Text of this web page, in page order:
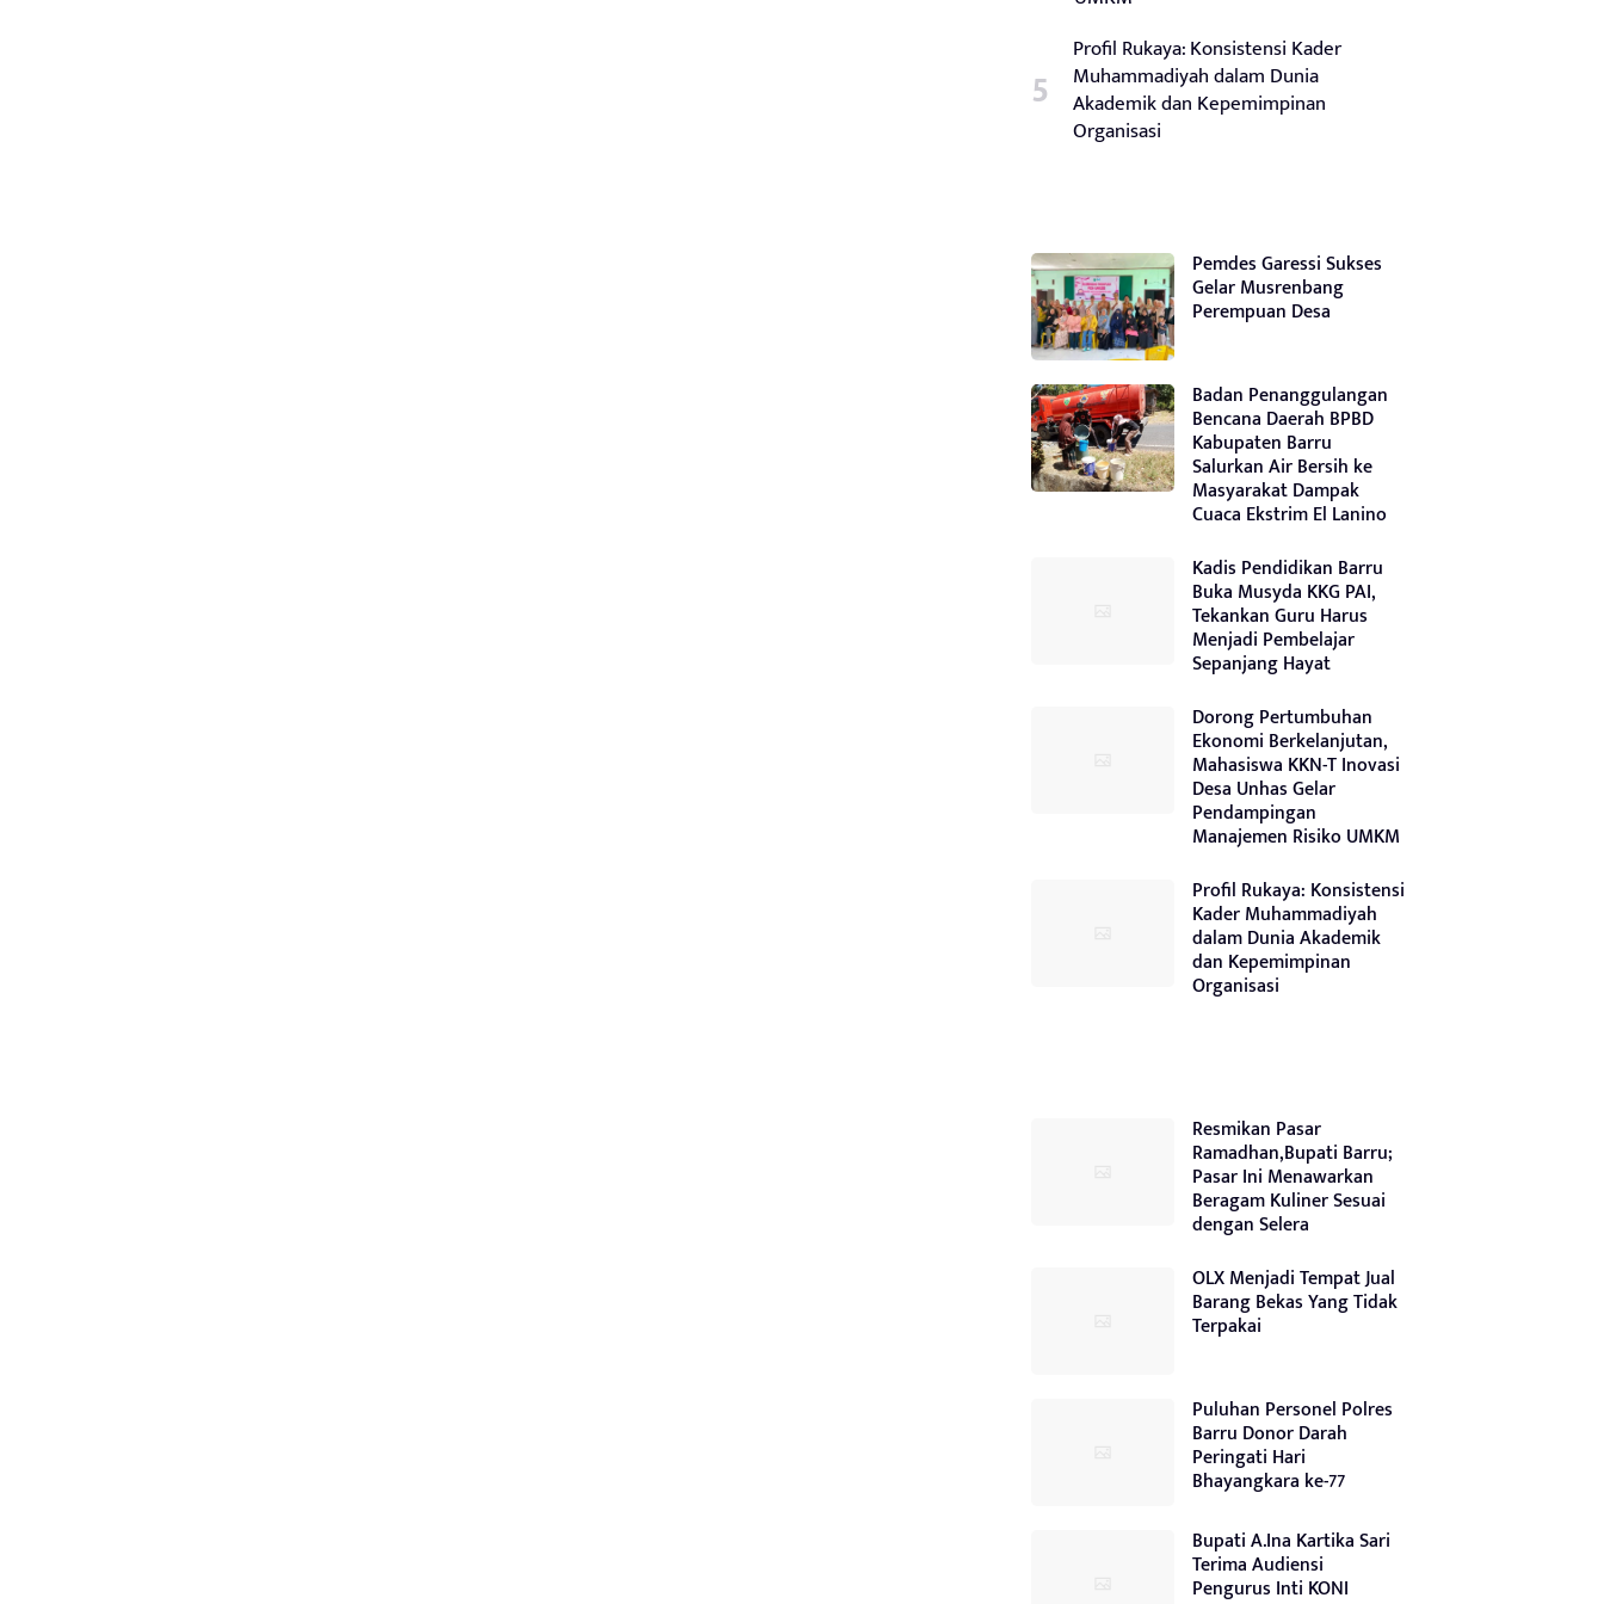
Profil Rukaya: Konsistensi Kader
Muhammadiyah dalam Dunia
Akademik dan Kepemimpinan
Organisasi
Pemdes Garessi Sukses
Gelar Musrenbang
Perempuan Desa
Badan Penanggulangan
Bencana Daerah BPBD
Kabupaten Barru
Salurkan Air Bersih ke
Masyarakat Dampak
Cuaca Ekstrim El Lanino
Kadis Pendidikan Barru
Buka Musyda KKG PAI,
Tekankan Guru Harus
Menjadi Pembelajar
Sepanjang Hayat
Dorong Pertumbuhan
Ekonomi Berkelanjutan,
Mahasiswa KKN-T Inovasi
Desa Unhas Gelar
Pendampingan
Manajemen Risiko UMKM
Profil Rukaya: Konsistensi
Kader Muhammadiyah
dalam Dunia Akademik
dan Kepemimpinan
Organisasi
Resmikan Pasar
Ramadhan,Bupati Barru;
Pasar Ini Menawarkan
Beragam Kuliner Sesuai
dengan Selera
OLX Menjadi Tempat Jual
Barang Bekas Yang Tidak
Terpakai
Puluhan Personel Polres
Barru Donor Darah
Peringati Hari
Bhayangkara ke-77
Bupati A.Ina Kartika Sari
Terima Audiensi
Pengurus Inti KONI